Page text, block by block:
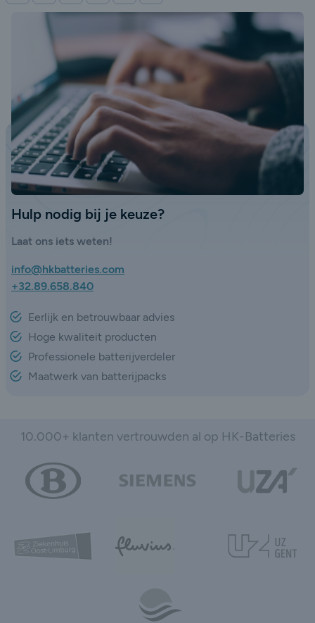
Hulp nodig bij je keuze?
Laat ons iets weten!
info@hkbatteries.com
+32.89.658.840
Eerlijk en betrouwbaar advies
Hoge kwaliteit producten
Professionele batterijverdeler
Maatwerk van batterijpacks
10.000+ klanten vertrouwden al op HK-Batteries